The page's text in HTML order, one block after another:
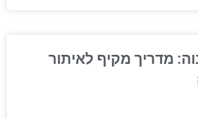
מדריך מקיף לאיתור